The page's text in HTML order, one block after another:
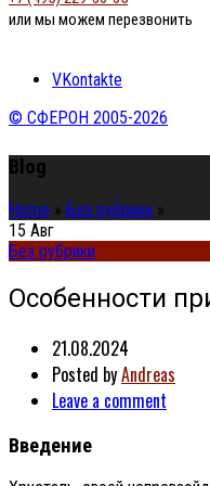
или мы можем перезвонить
VKontakte
© СФЕРОН 2005-2026
Blog
Home » Без рубрики »
15 Авг
Без рубрики
Особенности
21.08.2024
Posted byAndreas
Leave a comment
Введение